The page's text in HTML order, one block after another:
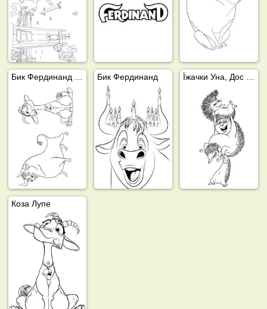
Бик Фердинанд
Коза Лупе